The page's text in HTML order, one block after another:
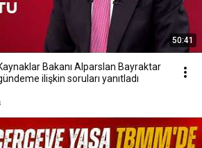
50:41
Bakanı Alparslan Bayraktar
ilişkin soruları yanıtladı